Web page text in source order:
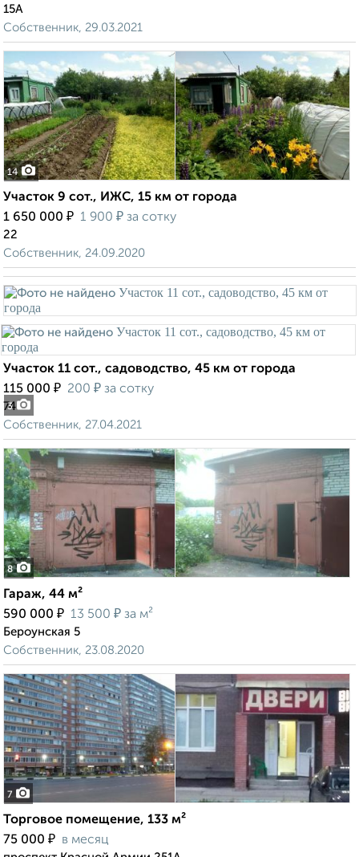
15А
Собственник, 29.03.2021
14
Участок 9 сот., ИЖС, 15 км от города
1 650 000 ₽ 1 900 ₽ за сотку
22
Собственник, 24.09.2020
3
Участок 11 сот., садоводство, 45 км от города
115 000 ₽ 200 ₽ за сотку
74
Собственник, 27.04.2021
8
Гараж, 44 м²
590 000 ₽ 13 500 ₽ за м²
Бероунская 5
Собственник, 23.08.2020
7
Торговое помещение, 133 м²
75 000 ₽ в месяц